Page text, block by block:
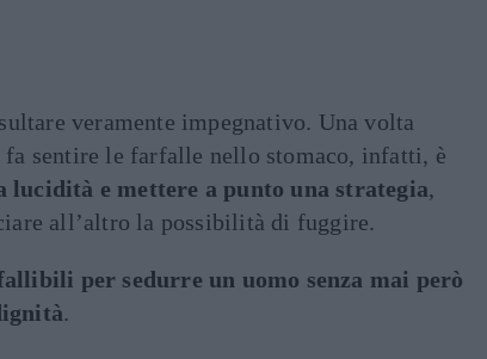
veramente impegnativo. Una volta
fa sentire le farfalle nello stomaco, infatti, è
lucidità e mettere a punto una strategia,
all’altro la possibilità di fuggire.
per sedurre un uomo senza mai però
.